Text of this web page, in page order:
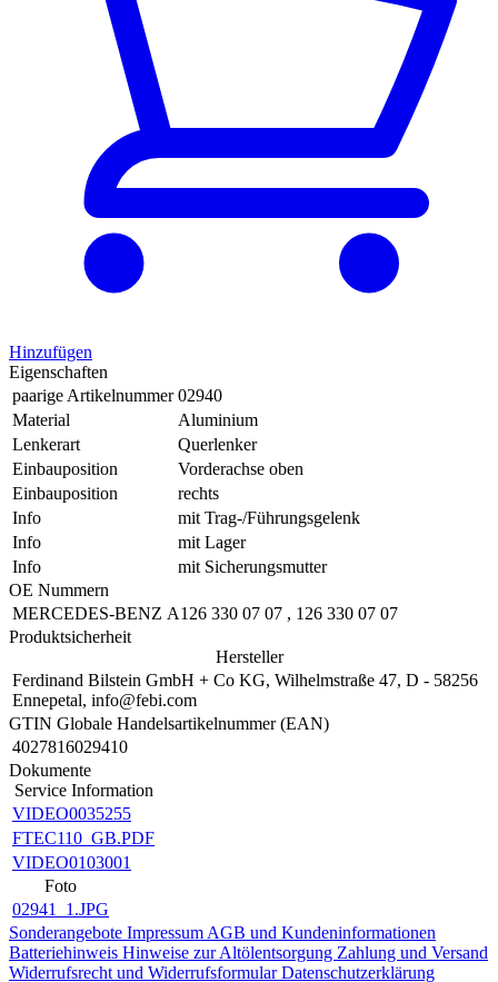
Hinzufügen
Eigenschaften
paarige Artikelnummer 02940
Material
Aluminium
Lenkerart
Querlenker
Einbauposition
Vorderachse oben
Einbauposition
rechts
Info
mit Trag-/Führungsgelenk
Info
mit Lager
Info
mit Sicherungsmutter
OE Nummern
MERCEDES-BENZ A126 330 07 07 , 126 330 07 07
Produktsicherheit
Hersteller
Ferdinand Bilstein GmbH + Co KG, Wilhelmstraße 47, D - 58256
Ennepetal, info@febi.com
GTIN Globale Handelsartikelnummer (EAN)
4027816029410
Dokumente
Service Information
VIDEO0035255
FTEC110_GB.PDF
VIDEO0103001
Foto
02941_1.JPG
Sonderangebote Impressum AGB und Kundeninformationen
Batteriehinweis Hinweise zur Altölentsorgung Zahlung und Versand
Widerrufsrecht und WiderrufsformularDatenschutzerklärung